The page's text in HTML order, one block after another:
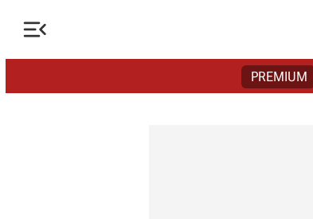

PREMIUM